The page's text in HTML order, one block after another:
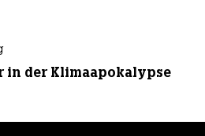
in der Klimaapokalypse